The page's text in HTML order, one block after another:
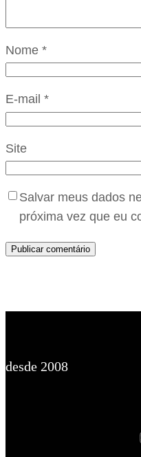
Nome *
E-mail *
Site
Salvar meus dados
próxima vez que eu
desde 2008